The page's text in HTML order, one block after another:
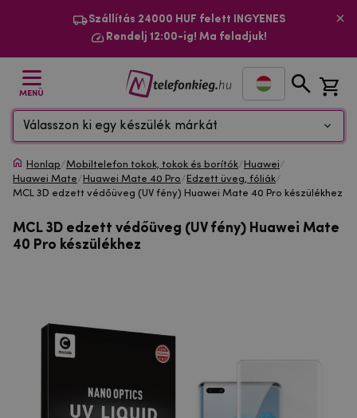
Szállítás 24000 HUF felett INGYENES
Rendelj 12:00-ig! Ma feladjuk!
MENÜ
Válasszon ki egy készülék márkát
Honlap/Mobiltelefon tokok, tokok és borítók/ Huawei/
Huawei Mate/ Huawei Mate 40 Pro/ Edzett üveg, fóliák/
MCL 3D edzett védőüveg (UV fény) Huawei Mate 40 Pro készülékhez
MCL 3D edzett védőüveg (UV fény) Huawei Mate
40 Pro készülékhez